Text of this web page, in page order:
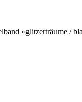
»glitzerträume /